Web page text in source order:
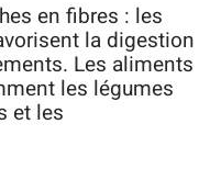
en fibres : les
la digestion
Les aliments
les légumes
et les